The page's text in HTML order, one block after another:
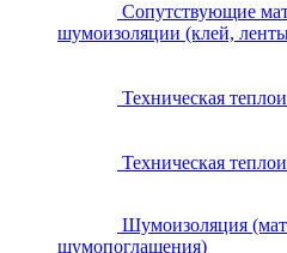
Сопутствующие
шумоизоляции (клей,
Техническая
Техническая
Шумоизоляция
шумопоглащения)